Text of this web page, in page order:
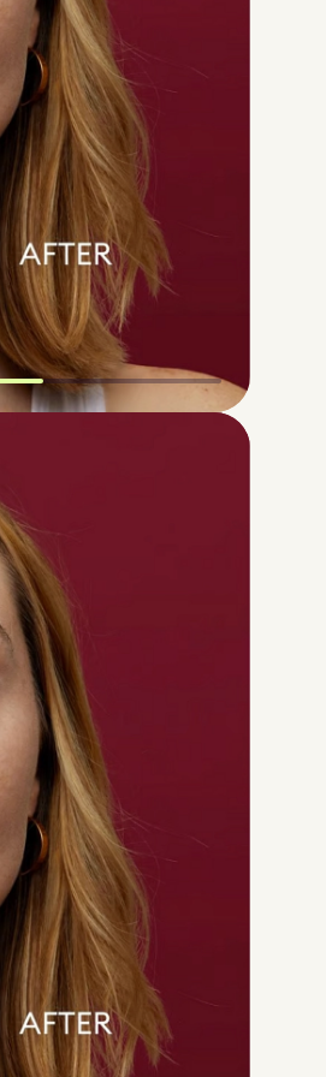
Slide wechseln
Slide wechseln
Slide wechseln